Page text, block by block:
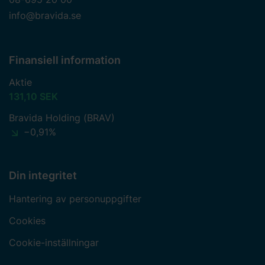
info@bravida.se
Finansiell information
Aktie
131,10 SEK
Bravida Holding (BRAV)
−0,91%
Din integritet
Hantering av personuppgifter
Cookies
Cookie-inställningar